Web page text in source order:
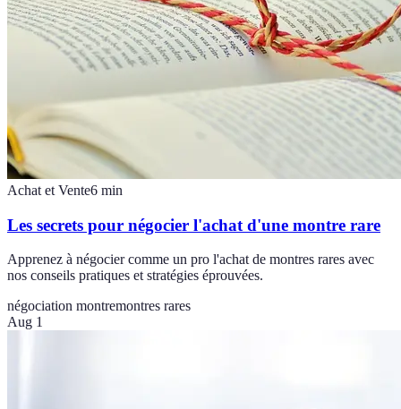
Achat et Vente6 min
Les secrets pour négocier l'achat d'une montre rare
Apprenez à négocier comme un pro l'achat de montres rares avec
nos conseils pratiques et stratégies éprouvées.
négociation montremontres rares
Aug 1